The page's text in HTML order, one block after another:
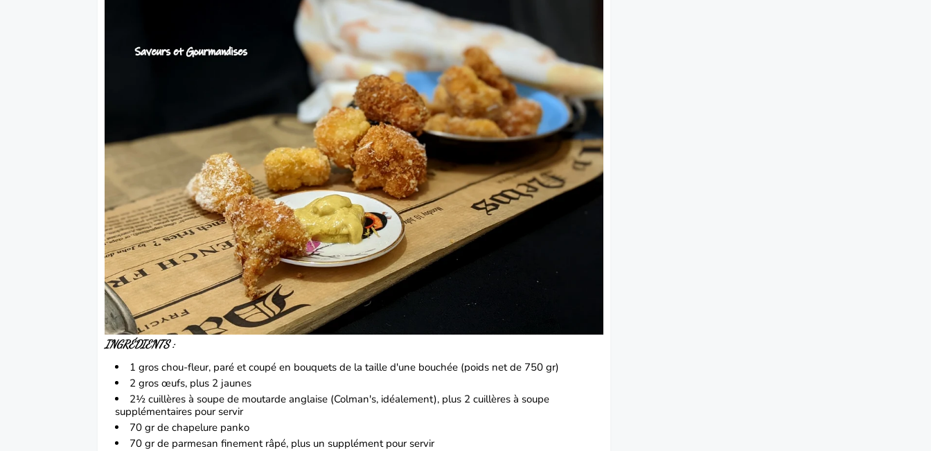
INGRÉDIENTS :
1 gros chou-fleur, paré et coupé en bouquets de la taille d'une bouchée (poids net de 750 gr)
2 gros œufs, plus 2 jaunes
2½ cuillères à soupe de moutarde anglaise (Colman's, idéalement), plus 2 cuillères à soupe
supplémentaires pour servir
70 gr de chapelure panko
70 gr de parmesan finement râpé, plus un supplément pour servir